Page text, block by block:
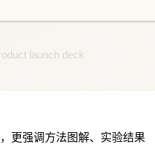
更强调方法图解、实验结果